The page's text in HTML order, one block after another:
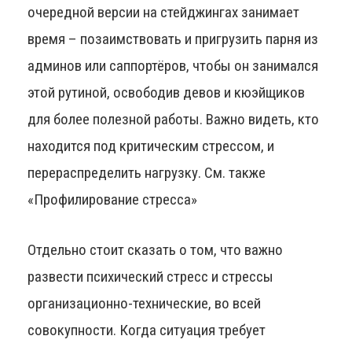
очередной версии на стейджингах занимает
время – позаимствовать и пригрузить парня из
админов или саппортёров, чтобы он занимался
этой рутиной, освободив девов и кюэйщиков
для более полезной работы. Важно видеть, кто
находится под критическим стрессом, и
перераспределить нагрузку. См. также
«Профилирование стресса»
Отдельно стоит сказать о том, что важно
развести психический стресс и стрессы
организационно-технические, во всей
совокупности. Когда ситуация требует